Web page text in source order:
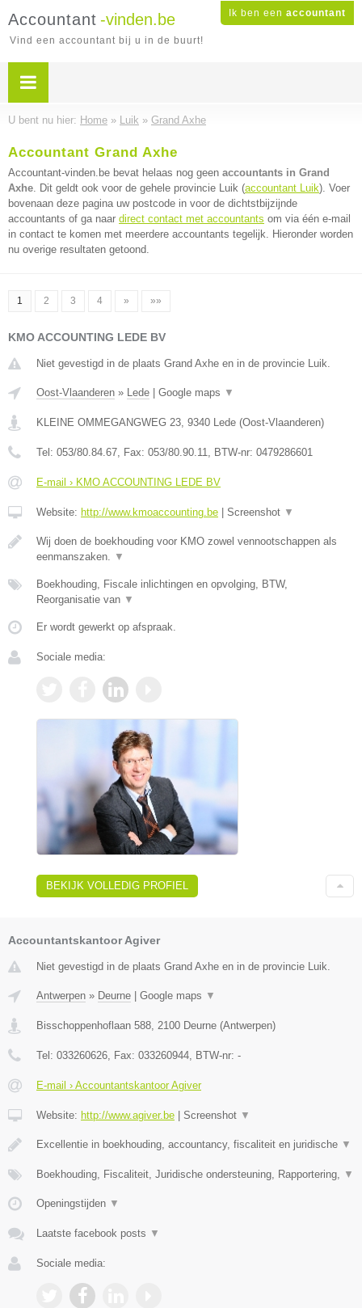
Ik ben een accountant
Accountant -vinden.be
Vind een accountant bij u in de buurt!
U bent nu hier: Home » Luik » Grand Axhe
Accountant Grand Axhe
Accountant-vinden.be bevat helaas nog geen accountants in Grand
Axhe. Dit geldt ook voor de gehele provincie Luik (accountant Luik). Voer
bovenaan deze pagina uw postcode in voor de dichtstbijzijnde
accountants of ga naar direct contact met accountants om via één e-mail
in contact te komen met meerdere accountants tegelijk. Hieronder worden
nu overige resultaten getoond.
1 2 3 4 » »»
KMO ACCOUNTING LEDE BV
Niet gevestigd in de plaats Grand Axhe en in de provincie Luik.
Oost-Vlaanderen » Lede Google maps ▼
KLEINE OMMEGANGWEG 23, 9340 Lede (Oost-Vlaanderen)
Tel: 053/80.84.67, Fax: 053/80.90.11, BTW-nr: 0479286601
E-mail › KMO ACCOUNTING LEDE BV
Website: http://www.kmoaccounting.be Screenshot ▼
Wij doen de boekhouding voor KMO zowel vennootschappen als
eenmanszaken. ▼
Boekhouding, Fiscale inlichtingen en opvolging, BTW,
Reorganisatie van ▼
Er wordt gewerkt op afspraak.
Sociale media:
BEKIJK VOLLEDIG PROFIEL
Accountantskantoor Agiver
Niet gevestigd in de plaats Grand Axhe en in de provincie Luik.
Antwerpen » Deurne | Google maps ▼
Bisschoppenhoflaan 588 2100 Deurne (Antwerpen)
Tel: 033260626 , Fax: 033260944 , BTW-nr: -
E-mail › Accountantskantoor Agiver
Website: http://www.agiver.be | Screenshot ▼
Excellentie in boekhouding, accountancy, fiscaliteit en juridische ▼
Boekhouding, Fiscaliteit, Juridische ondersteuning, Rapportering, ▼
Openingstijden ▼
Laatste facebook posts ▼
Sociale media: